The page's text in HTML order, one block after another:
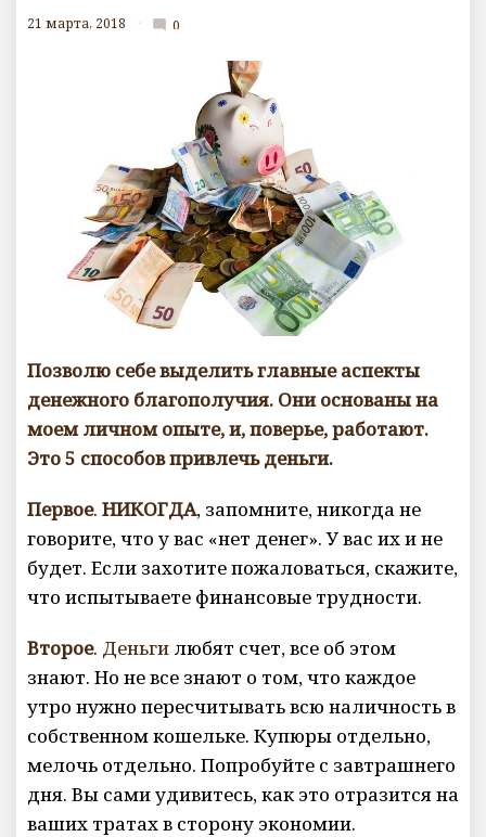
21 марта, 2018 mode_comment 0
н
т
а
р
и
е
в
Позволю себе выделить главные аспекты
денежного благополучия. Они основаны на
моем личном опыте, и, поверье, работают.
Это 5 способов привлечь деньги.
Первое. НИКОГДА, запомните, никогда не
говорите, что у вас «нет денег». У вас их и не
будет. Если захотите пожаловаться, скажите,
что испытываете финансовые трудности.
Второе. Деньги любят счет, все об этом
знают. Но не все знают о том, что каждое
утро нужно пересчитывать всю наличность в
собственном кошельке. Купюры отдельно,
мелочь отдельно. Попробуйте с завтрашнего
дня. Вы сами удивитесь, как это отразится на
ваших тратах в сторону экономии.